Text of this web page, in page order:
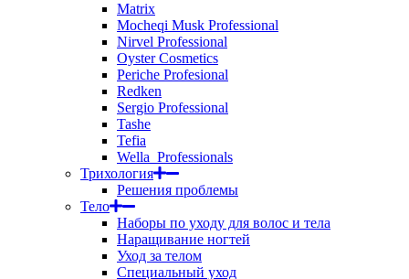
Matrix
Mocheqi Musk Professional
Nirvel Professional
Oyster Cosmetics
Periche Profesional
Redken
Sergio Professional
Tashe
Tefia
Wella_Professionals
Трихология
Решения проблемы
Тело
Наборы по уходу для волос и тела
Наращивание ногтей
Уход за телом
Специальный уход